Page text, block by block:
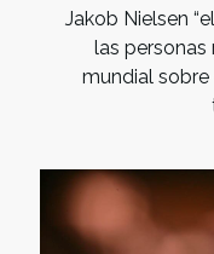
Jakob Nielsen
las personas
mundial sobre